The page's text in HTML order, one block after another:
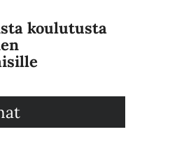
koulutusta